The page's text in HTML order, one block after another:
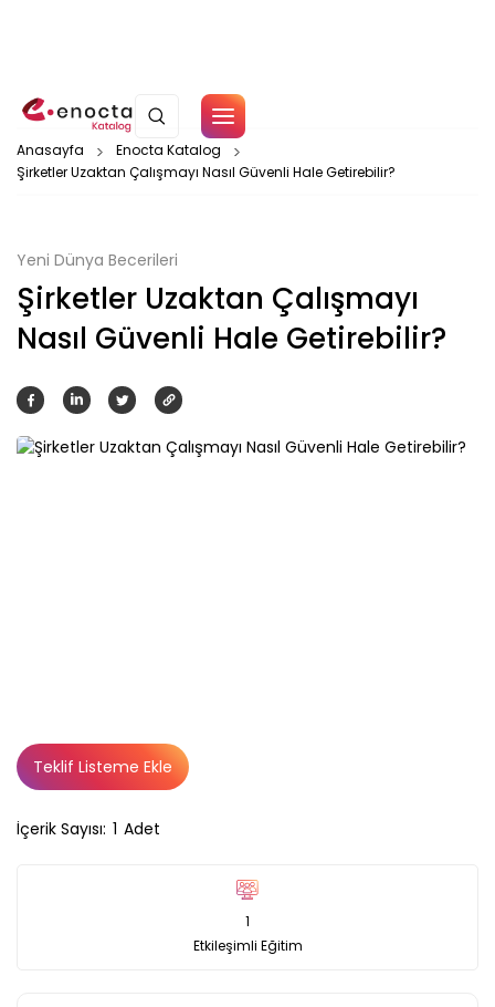
Çerez Politikamız
Anasayfa
Enocta Katalog
Şirketler Uzaktan Çalışmayı Nasıl Güvenli Hale Getirebilir?
Yeni Dünya Becerileri
Şirketler Uzaktan Çalışmayı
Nasıl Güvenli Hale Getirebilir?
İçerik Sayısı: 1 Adet
1
Etkileşimli Eğitim
Teklif Listeme Ekle